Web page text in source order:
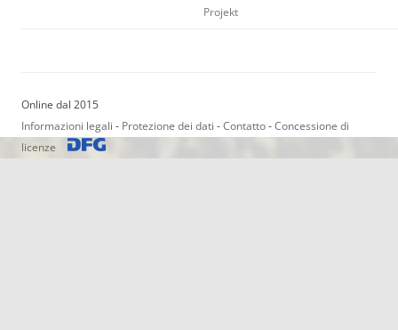
Projekt
Online dal 2015
Informazioni legali - Protezione dei dati -Contatto-Concessione di
licenze